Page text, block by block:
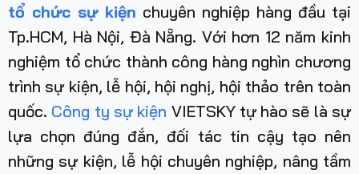
tổ chức sự kiện chuyên nghiệp hàng đầu tại
Tp.HCM, Hà Nội, Đà Nẵng. Với hơn 12 năm kinh
nghiệm tổ chức thành công hàng nghìn chương
trình sự kiện, lễ hội, hội nghị, hội thảo trên toàn
quốc. Công ty sự kiện VIETSKY tự hào sẽ là sự
lựa chọn đúng đắn, đối tác tin cậy tạo nên
những sự kiện, lễ hội chuyên nghiệp, nâng tầm